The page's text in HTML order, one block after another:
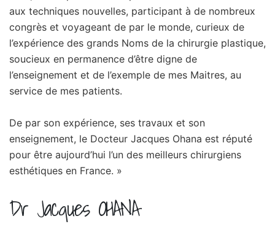
aux techniques nouvelles, participant à de nombreux
congrès et voyageant de par le monde, curieux de
l’expérience des grands Noms de la chirurgie plastique,
soucieux en permanence d’être digne de
l’enseignement et de l’exemple de mes Maitres, au
service de mes patients.
De par son expérience, ses travaux et son
enseignement, le Docteur Jacques Ohana est réputé
pour être aujourd’hui l’un des meilleurs chirurgiens
esthétiques en France. »
Dr Jacques OHANA